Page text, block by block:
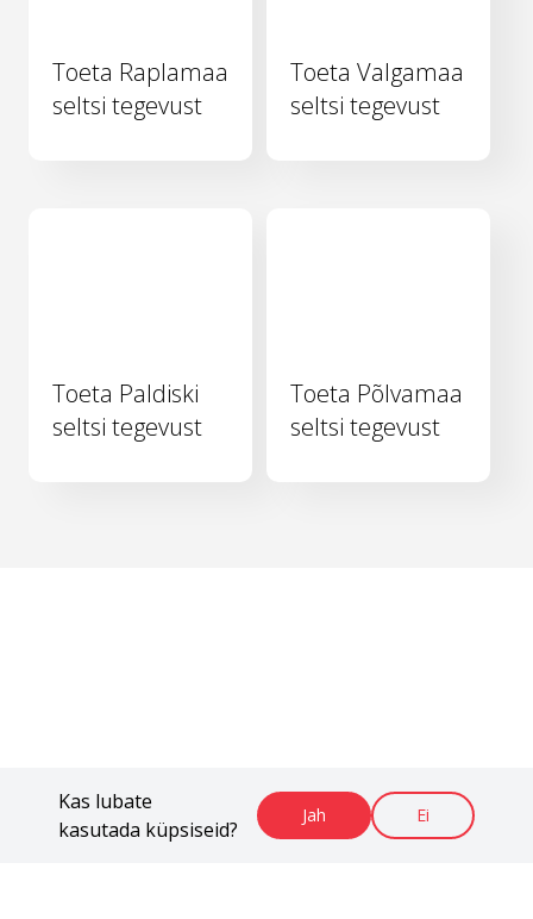
Kas lubate
kasutada küpsiseid?
Jah Ei
Toeta Raplamaa
seltsi tegevust
Toeta Valgamaa
seltsi tegevust
Toeta Paldiski
seltsi tegevust
Toeta Põlvamaa
seltsi tegevust